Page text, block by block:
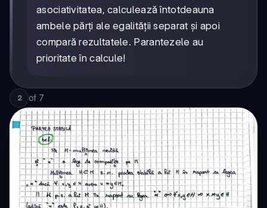
asociativitatea, calculează întotdeauna
ambele părți ale egalității separat și apoi
compară rezultatele. Parantezele au
prioritate în calcule!
2 of 7